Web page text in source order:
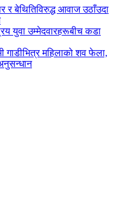
र बेथितिविरुद्ध आवाज उठाँउदा
युवा उम्मेदवारहरूबीच कडा
गाडीभित्र महिलाको शव फेला,